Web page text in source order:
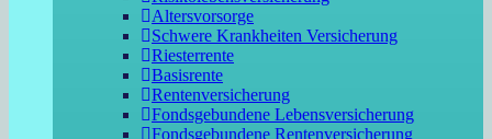
Altersvorsorge
Schwere Krankheiten Versicherung
Riesterrente
Basisrente
Rentenversicherung
Fondsgebundene Lebensversicherung
Fondsgebundene Rentenversicherung